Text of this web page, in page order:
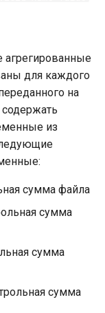
для каждого
на
содержать
из
сумма файла
сумма
сумма
сумма